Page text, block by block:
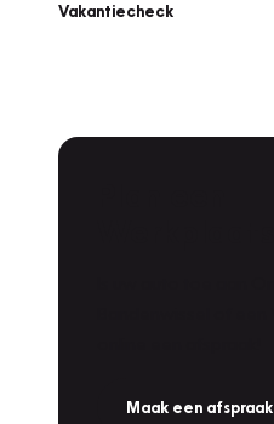
Vakantiecheck
Maak een afspraak